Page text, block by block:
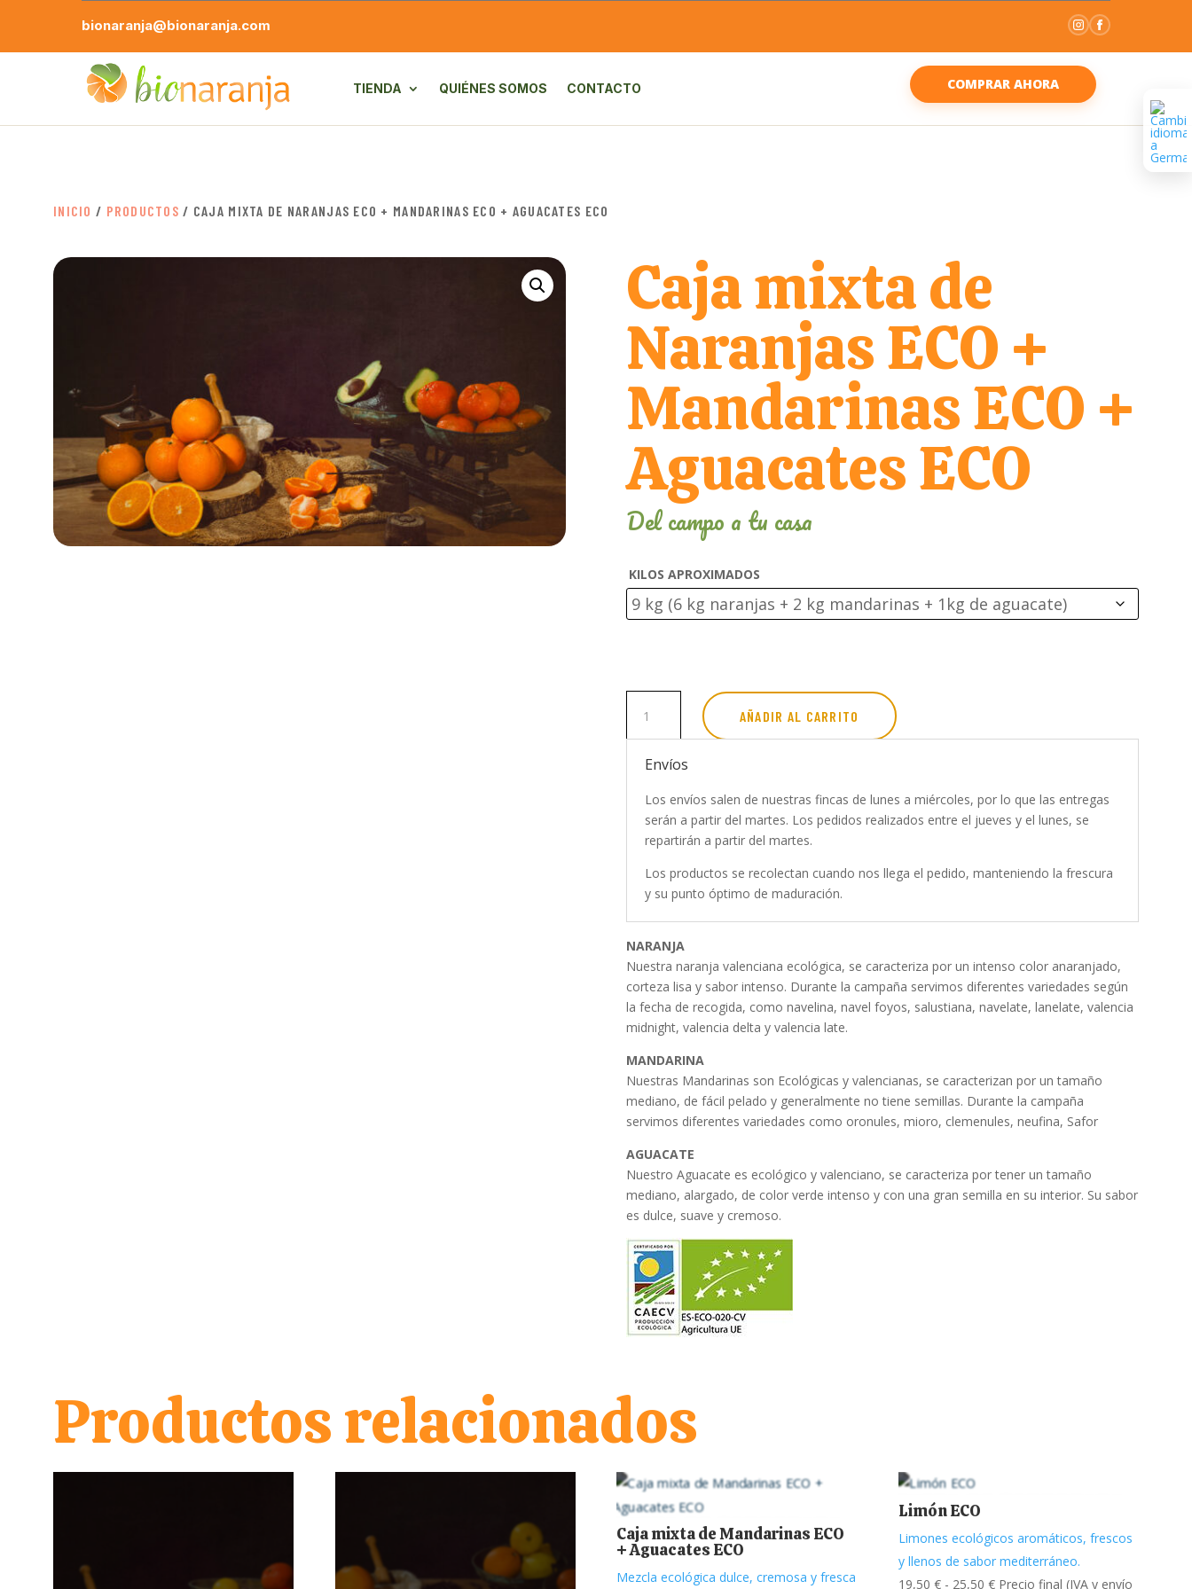
bionaranja@bionaranja.com
TIENDA QUIÉNES SOMOS CONTACTO COMPRAR AHORA
INICIO / PRODUCTOS / CAJA MIXTA DE NARANJAS ECO + MANDARINAS ECO + AGUACATES ECO
Caja mixta de
Naranjas ECO +
Mandarinas ECO +
Aguacates ECO
Del campo a tu casa
KILOS APROXIMADOS
mixta
de
Naranjas
Mandarinas
ECO
Aguacates
ECO
cantidad
AÑADIR AL CARRITO
Envíos
Los envíos salen de nuestras fincas de lunes a miércoles, por lo que las entregas
serán a partir del martes. Los pedidos realizados entre el jueves y el lunes, se
repartirán a partir del martes.
Los productos se recolectan cuando nos llega el pedido, manteniendo la frescura
y su punto óptimo de maduración.
NARANJA
Nuestra naranja valenciana ecológica, se caracteriza por un intenso color anaranjado,
corteza lisa y sabor intenso. Durante la campaña servimos diferentes variedades según
la fecha de recogida, como navelina, navel foyos, salustiana, navelate, lanelate, valencia
midnight, valencia delta y valencia late.
MANDARINA
Nuestras Mandarinas son Ecológicas y valencianas, se caracterizan por un tamaño
mediano, de fácil pelado y generalmente no tiene semillas. Durante la campaña
servimos diferentes variedades como oronules, mioro, clemenules, neufina, Safor
AGUACATE
Nuestro Aguacate es ecológico y valenciano, se caracteriza por tener un tamaño
mediano, alargado, de color verde intenso y con una gran semilla en su interior. Su sabor
es dulce, suave y cremoso.
Productos relacionados
Caja mixta de Mandarinas ECO
+ Aguacates ECO
Mezcla ecológica dulce, cremosa y fresca
Limón ECO
Limones ecológicos aromáticos, frescos
y llenos de sabor mediterráneo.
19,50 € - 25,50 €Rango
Precio final (IVA y envío